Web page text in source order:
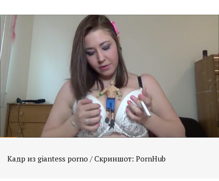
Кадр из giantess porno / Скриншот: PornHub